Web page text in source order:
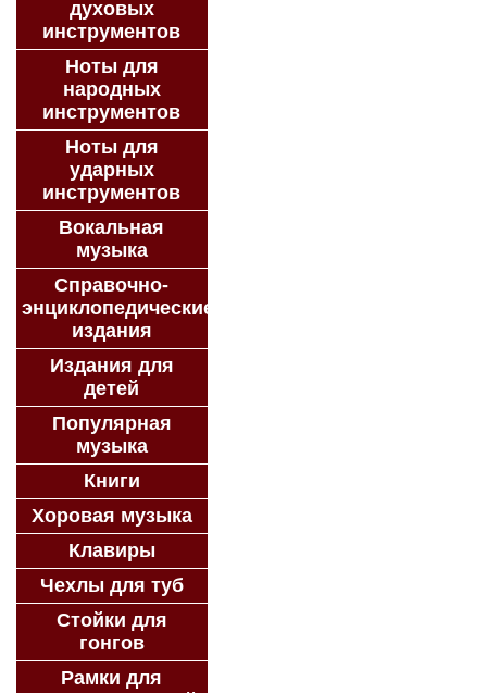
духовых
инструментов
Ноты для
народных
инструментов
Ноты для
ударных
инструментов
Вокальная
музыка
Справочно-
энциклопедические
издания
Издания для
детей
Популярная
музыка
Книги
Хоровая музыка
Клавиры
Чехлы для туб
Стойки для
гонгов
Рамки для